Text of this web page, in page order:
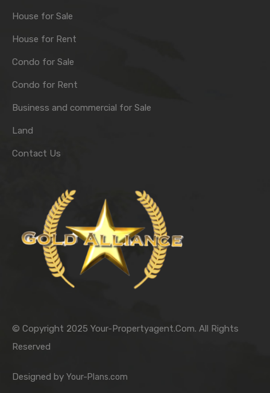
House for Sale
House for Rent
Condo for Sale
Condo for Rent
Business and commercial for Sale
Land
Contact Us
© Copyright 2025 Your-Propertyagent.Com. All Rights
Reserved
Designed by Your-Plans.com